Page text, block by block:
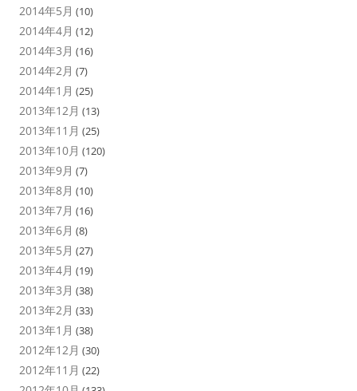
2014年5月 (10)
2014年4月 (12)
2014年3月 (16)
2014年2月 (7)
2014年1月 (25)
2013年12月 (13)
2013年11月 (25)
2013年10月 (120)
2013年9月 (7)
2013年8月 (10)
2013年7月 (16)
2013年6月 (8)
2013年5月 (27)
2013年4月 (19)
2013年3月 (38)
2013年2月 (33)
2013年1月 (38)
2012年12月 (30)
2012年11月 (22)